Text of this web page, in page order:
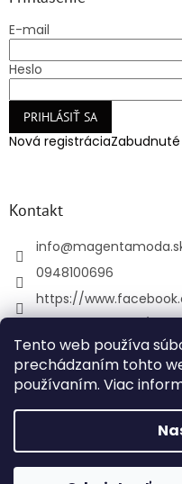
Tento web používa
prechádzaním tohto
používaním. Viac
E-mail
Heslo
PRIHLÁSIŤ SA
Nová registrácia
Kontakt
info@
0948100696
https://
+421948100696
Copyright 2026